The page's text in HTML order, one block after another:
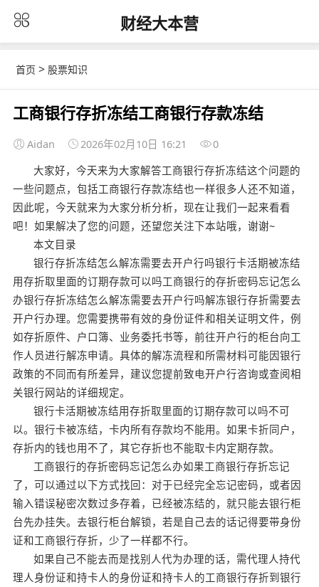
财经大本营
首页 > 股票知识
工商银行存折冻结工商银行存款冻结
Aidan 2026年02月10日 16:21
0
大家好，今天来为大家解答工商银行存折冻结这个问题的
一些问题点，包括工商银行存款冻结也一样很多人还不知道，
因此呢，今天就来为大家分析分析，现在让我们一起来看看
吧！如果解决了您的问题，还望您关注下本站哦，谢谢~
本文目录
银行存折冻结怎么解冻需要去开户行吗银行卡活期被冻结
用存折取里面的订期存款可以吗工商银行的存折密码忘记怎么
办银行存折冻结怎么解冻需要去开户行吗解冻银行存折需要去
开户行办理。您需要携带有效的身份证件和相关证明文件，例
如存折原件、户口簿、业务委托书等，前往开户行的柜台向工
作人员进行解冻申请。具体的解冻流程和所需材料可能因银行
政策的不同而有所差异，建议您提前致电开户行咨询或查阅相
关银行网站的详细规定。
银行卡活期被冻结用存折取里面的订期存款可以吗不可
以。银行卡被冻结，卡内所有存款均不能用。如果卡折同户，
存折内的钱也用不了，其它存折也不能取卡内定期存款。
工商银行的存折密码忘记怎么办如果工商银行存折忘记
了，可以通过以下方式找回：对于已经完全忘记密码，或者因
输入错误秘密次数过多存着，已经被冻结的，就只能去银行柜
台先办挂失。去银行柜台解锁，若是自己去的话记得要带身份
证和工商银行存折，少了一样都不行。
如果自己不能去而是找别人代为办理的话，需代理人持代
理人身份证和持卡人的身份证和持卡人的工商银行存折到银行